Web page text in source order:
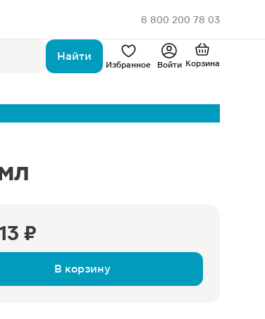
8 800 200 78 03
Найти
Избранное Войти Корзина
₽
В корзину